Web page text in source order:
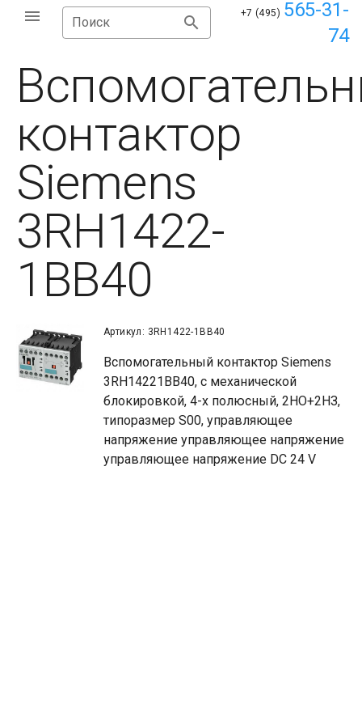
Поиск
+7 (495) 565-31-
74
контактор
Siemens
3RH1422-
1BB40
Артикул: 3RH1422-1BB40
Вспомогательный контактор Siemens
3RH14221BB40, с механической
блокировкой, 4-х полюсный, 2НO+2НЗ,
типоразмер S00, управляющее
напряжение управляющее напряжение
управляющее напряжение DC 24 V